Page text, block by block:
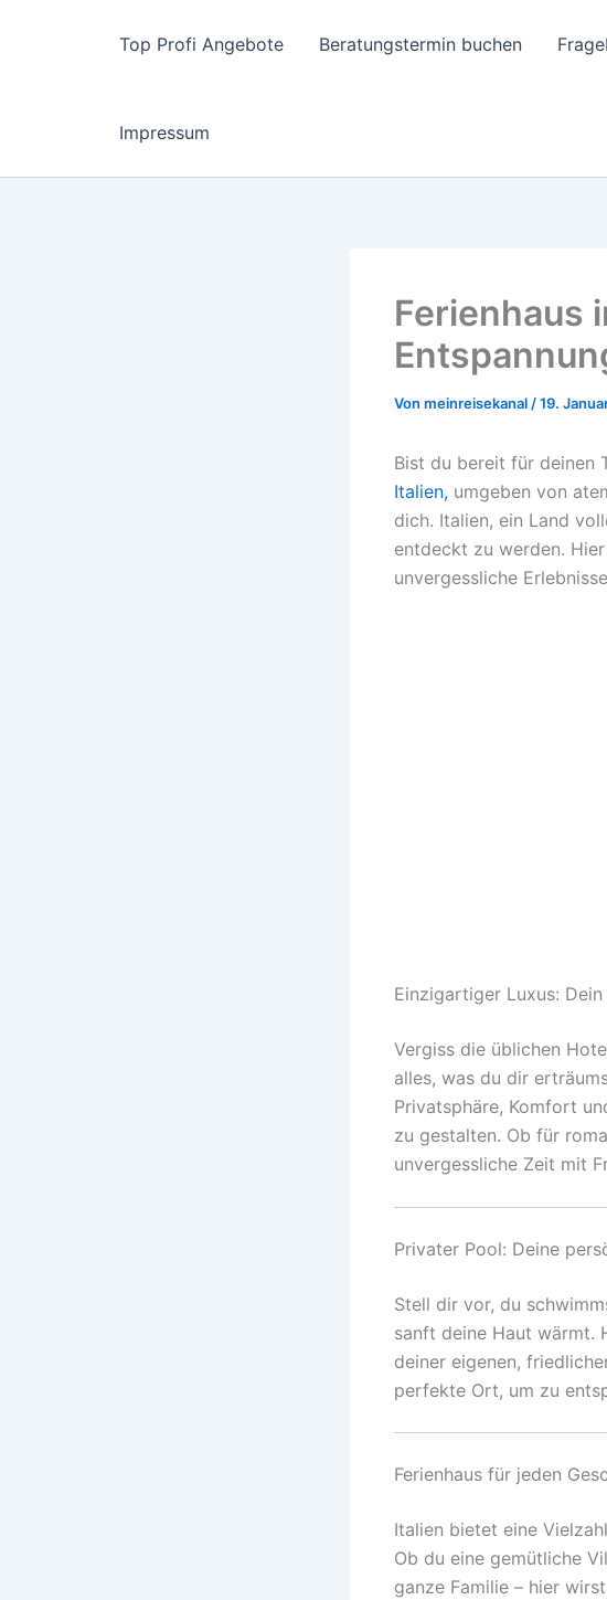
Top Profi Angebote Beratungstermin buchen
Impressum
Ferienhaus
Von meinreisekanal /19.
Bist du bereit für deinen
Italien, umgeben von
dich. Italien, ein Land
entdeckt zu werden.
unvergessliche
Einzigartiger Luxus:
Vergiss die üblichen
alles, was du dir
Privatsphäre, Komfort
zu gestalten. Ob für
unvergessliche Zeit mit
Privater Pool: Deine
Stell dir vor, du
sanft deine Haut wärmt.
deiner eigenen,
perfekte Ort, um zu
Ferienhaus für jeden
Italien bietet eine
Ob du eine gemütliche
ganze Familie – hier